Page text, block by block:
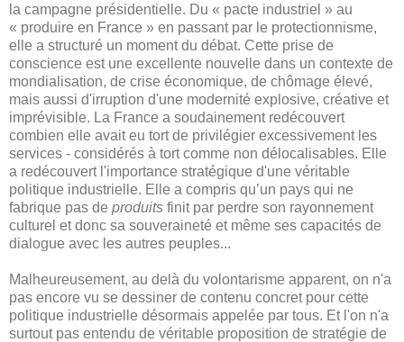
la campagne présidentielle. Du « pacte industriel » au
« produire en France » en passant par le protectionnisme,
elle a structuré un moment du débat. Cette prise de
conscience est une excellente nouvelle dans un contexte de
mondialisation, de crise économique, de chômage élevé,
mais aussi d'irruption d'une modernité explosive, créative et
imprévisible. La France a soudainement redécouvert
combien elle avait eu tort de privilégier excessivement les
services - considérés à tort comme non délocalisables. Elle
a redécouvert l'importance stratégique d'une véritable
politique industrielle. Elle a compris qu’un pays qui ne
fabrique pas de produits finit par perdre son rayonnement
culturel et donc sa souveraineté et même ses capacités de
dialogue avec les autres peuples...
Malheureusement, au delà du volontarisme apparent, on n'a
pas encore vu se dessiner de contenu concret pour cette
politique industrielle désormais appelée par tous. Et l'on n'a
surtout pas entendu de véritable proposition de stratégie de